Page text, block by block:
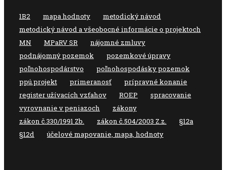
1B2 mapa hodnoty
metodický návod
metodický návod a všeobocné informácie o projektoch
MN
MPaRV SR
nájomné zmluvy
podnájomný pozemok
pozemkové úpravy
poľnohospodárstvo
poľnohospodásky pozemok
ppú.projekt
primeranosť
prípravné konanie
register užívacích vzťahov
ROEP
spracovanie
vyrovnanie v peniazoch
zákony
zákon č.330/1991 Zb.
zákon č.504/2003 Z.z.
§12a
§12d
účelové mapovanie, mapa, hodnoty